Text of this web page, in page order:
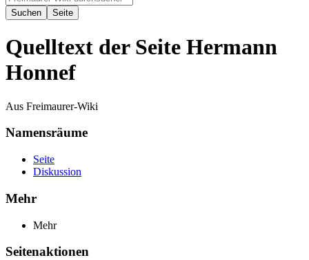
Quelltext der Seite Hermann
Honnef
Aus Freimaurer-Wiki
Namensräume
Seite
Diskussion
Mehr
Mehr
Seitenaktionen